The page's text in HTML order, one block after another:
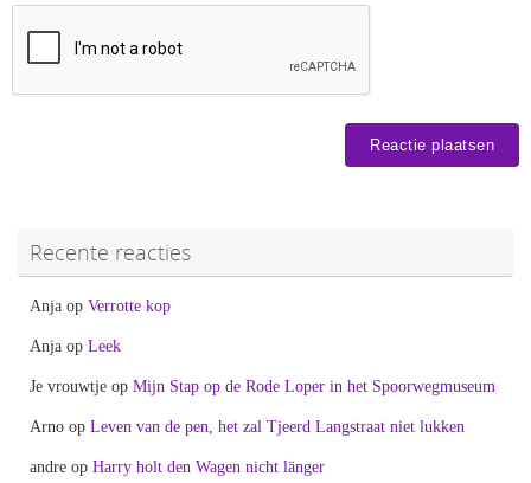
Recente reacties
Anja op Verrotte kop
Anja op Leek
Je vrouwtje op Mijn Stap op de Rode Loper in het Spoorwegmuseum
Arno op Leven van de pen, het zal Tjeerd Langstraat niet lukken
andre op Harry holt den Wagen nicht länger